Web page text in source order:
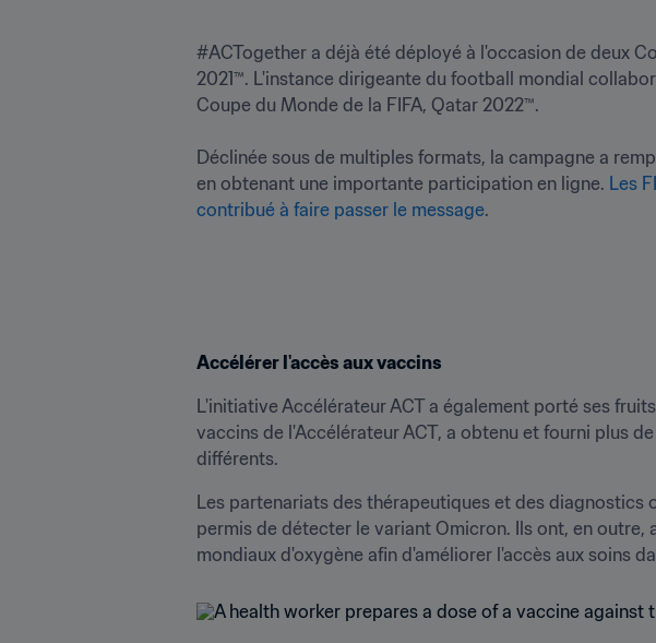
#ACTogether a déjà été déployé à l'occasion de deux
2021™. L'instance dirigeante du football mondial
Coupe du Monde de la FIFA, Qatar 2022™.
Déclinée sous de multiples formats, la campagne a
en obtenant une importante participation en ligne. Les
contribué à faire passer le message
Accélérer l'accès aux vaccins
L'initiative Accélérateur ACT a également porté ses
vaccins de l'Accélérateur ACT, a obtenu et fourni plus
différents.
Les partenariats des thérapeutiques et des diagnostics
permis de détecter le variant Omicron. Ils ont, en outre, abouti à des accords sans précédent avec
mondiaux d'oxygène afin d'améliorer l'accès aux soins